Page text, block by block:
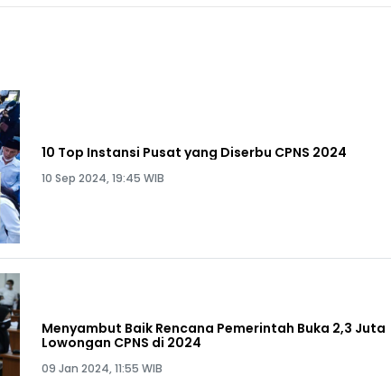
10 Top Instansi Pusat yang Diserbu CPNS 2024
10 Sep 2024, 19:45 WIB
Menyambut Baik Rencana Pemerintah Buka 2,3 Juta
Lowongan CPNS di 2024
09 Jan 2024, 11:55 WIB